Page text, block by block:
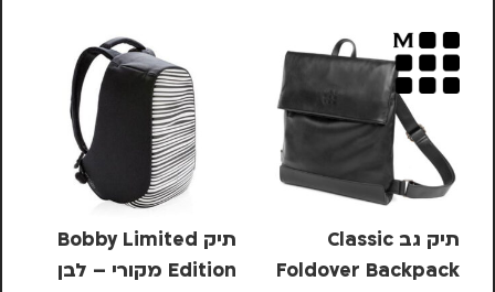
תיק גב Classic
Foldover Backpack
תיק Bobby Limited
Edition מקורי – לבן